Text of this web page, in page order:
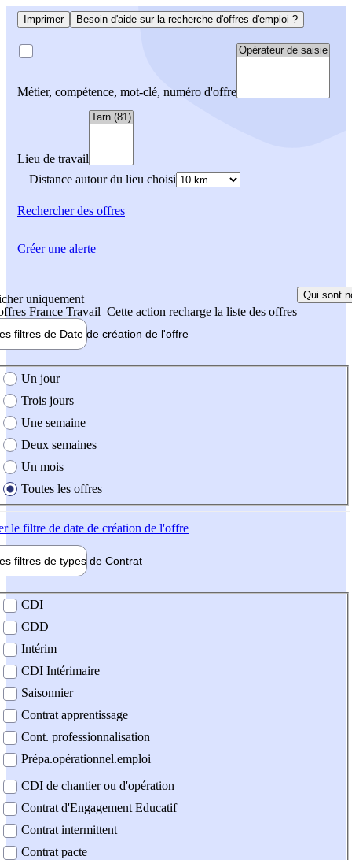
Imprimer Besoin d'aide sur la recherche d'offres d'emploi ?
Métier, compétence, mot-clé, numéro d'offre
Lieu de travail
Distance autour du lieu choisi
Rechercherdes offres
uniquement
France Travail Cette action recharge la liste des offres
Qui sont
filtres de Date de création de l'offre
création de l'offre
Un jour
Trois jours
Une semaine
Deux semaines
Un mois
Toutes les offres
le filtre de date de création de l'offre
filtres de types de Contrat
contrat
CDI
CDD
Intérim
CDI Intérimaire
Saisonnier
Contrat apprentissage
Cont. professionnalisation
Prépa.opérationnel.emploi
CDI de chantier ou d'opération
Contrat d'Engagement Educatif
Contrat intermittent
Contrat pacte
Créer une alerte